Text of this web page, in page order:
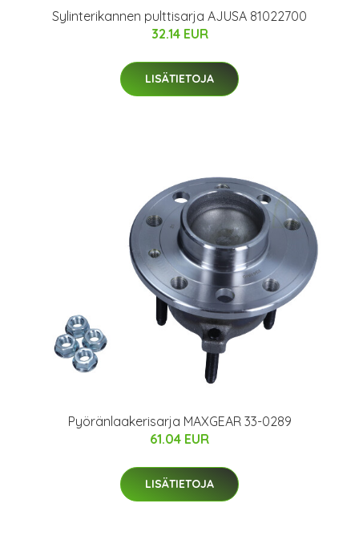
Sylinterikannen pulttisarja AJUSA 81022700
32.14 EUR
LISÄTIETOJA
Pyöränlaakerisarja MAXGEAR 33-0289
61.04 EUR
LISÄTIETOJA